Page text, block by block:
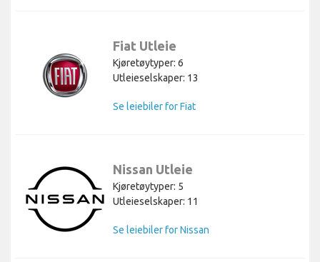
Fiat Utleie
Kjøretøytyper: 6
Utleieselskaper: 13
Se leiebiler for Fiat
Nissan Utleie
Kjøretøytyper: 5
Utleieselskaper: 11
Se leiebiler for Nissan